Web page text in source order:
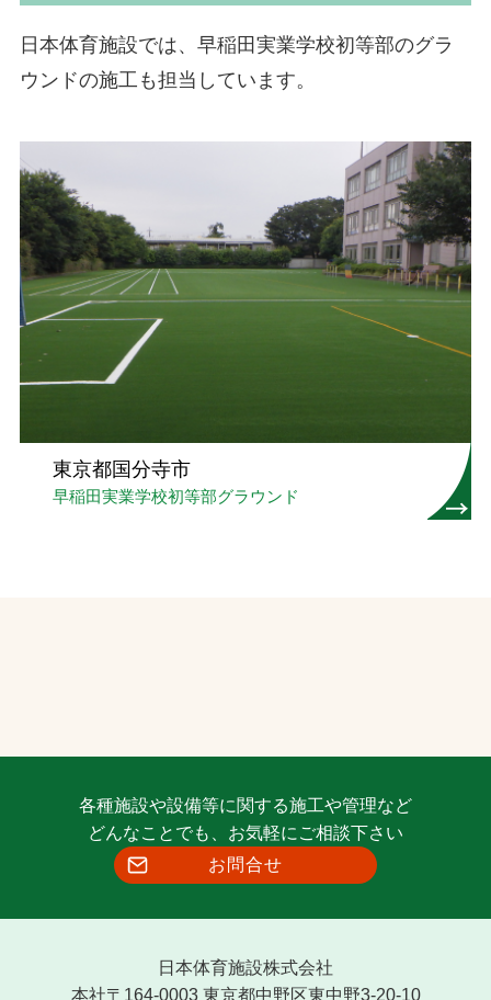
日本体育施設では、早稲田実業学校初等部のグラ
ウンドの施工も担当しています。
東京都国分寺市
早稲田実業学校初等部グラウンド
各種施設や設備等に関する施工や管理など
どんなことでも、お気軽にご相談下さい
お問合せ
日本体育施設株式会社
本社〒164-0003 東京都中野区東中野3-20-10